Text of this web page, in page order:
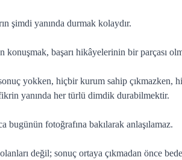
şimdi yanında durmak kolaydır.
konuşmak, başarı hikâyelerinin bir parçası
yokken, hiçbir kurum sahip çıkmazken,
yanında her türlü dimdik durabilmektir.
bugünün fotoğrafına bakılarak anlaşılamaz.
değil; sonuç ortaya çıkmadan önce